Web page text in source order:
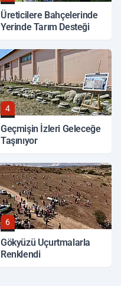
Üreticilere Bahçelerinde
Yerinde Tarım Desteği
4
Geçmişin İzleri Geleceğe
Taşınıyor
6
Gökyüzü Uçurtmalarla
Renklendi